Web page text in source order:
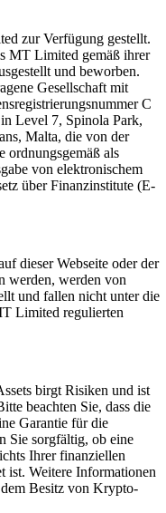
zur Verfügung gestellt.
MT Limited gemäß ihrer
und beworben.
Gesellschaft mit
C
Level 7, Spinola Park,
Malta, die von der
ordnungsgemäß als
von elektronischem
über Finanzinstitute (E-
dieser Webseite oder der
werden, werden von
und fallen nicht unter die
Limited regulierten
birgt Risiken und ist
beachten Sie, dass die
Garantie für die
Sie sorgfältig, ob eine
Ihrer finanziellen
ist. Weitere Informationen
Besitz von Krypto-